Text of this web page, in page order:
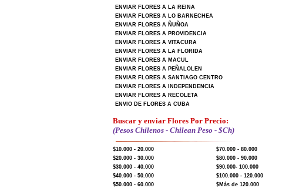
ENVIAR FLORES A LA REINA
ENVIAR FLORES A LO BARNECHEA
ENVIAR FLORES A ÑUÑOA
ENVIAR FLORES A PROVIDENCIA
ENVIAR FLORES A VITACURA
ENVIAR FLORES A LA FLORIDA
ENVIAR FLORES A MACUL
ENVIAR FLORES A PEÑALOLEN
ENVIAR FLORES A SANTIAGO CENTRO
ENVIAR FLORES A INDEPENDENCIA
ENVIAR FLORES A RECOLETA
ENVIO DE FLORES A CUBA
Buscar y enviar Flores Por Precio:
(Pesos Chilenos - Chilean Peso - $Ch)
$10.000 - 20.000
$70.000 - 80.000
$20.000 - 30.000
$80.000 - 90.000
$30.000 - 40.000
$90.000- 100.000
$40.000 - 50.000
$100.000 - 120.000
$50.000 - 60.000
$Más de 120.000